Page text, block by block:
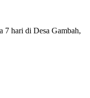
7 hari di Desa Gambah,